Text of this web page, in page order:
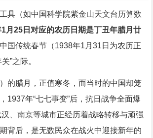
具（如中国科学院紫金山天文台历算数
月25日对应的农历日期是丁丑年腊月廿
国传统春节（1938年1月31日为农历正
”之际。
的腊月，正值寒冬，而当时的中国却笼
1937年“七七事变”后，抗日战争全面爆
、南京等城市正经历着战略转移与顽强
背后，是无数民众在战火中迎接新年的